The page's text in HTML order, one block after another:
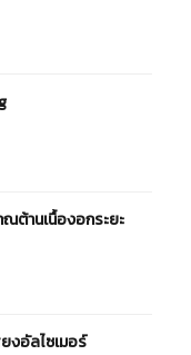
ต้านเนื้องอกระยะ
งอัลไซเมอร์